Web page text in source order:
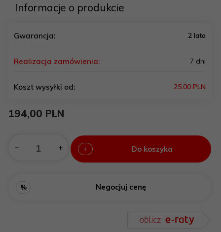
Informacje o produkcie
Gwarancja: 2 lata
Realizacja zamówienia: 7 dni
Koszt wysyłki od: 25.00 PLN
194,00 PLN
+ Do koszyka
% Negocjuj cenę